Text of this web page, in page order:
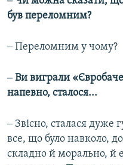
був переломним?
‒ Переломним у чому?
‒ Ви виграли
напевно, сталося...
‒ Звісно, сталася дуже
все, що було навколо,
складно й морально, й